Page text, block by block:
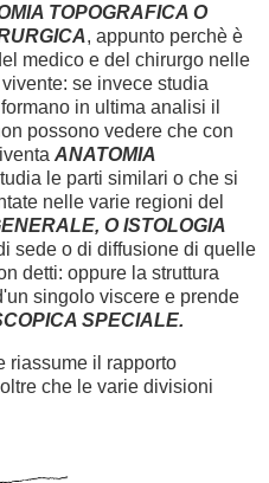
TOPOGRAFICA O
, appunto perchè è
medico e del chirurgo nelle
se invece studia
in ultima analisi il
possono vedere che con
ANATOMIA
le parti similari o che si
nelle varie regioni del
O ISTOLOGIA
sede o di diffusione di quelle
detti: oppure la struttura
singolo viscere e prende
SPECIALE.
riassume il rapporto
che le varie divisioni